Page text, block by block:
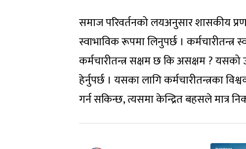
समाज परिवर्तनको लयअनुसार शासकीय
स्वाभाविक रूपमा लिनुपर्छ ।
कर्मचारीतन्त्र सक्षम छ कि असक्षम ? यसको
हेर्नुपर्छ । यसका लागि कर्मचारीतन्त्रका
गर्न सकिन्छ, त्यसमा केन्द्रित बहसले मात्र